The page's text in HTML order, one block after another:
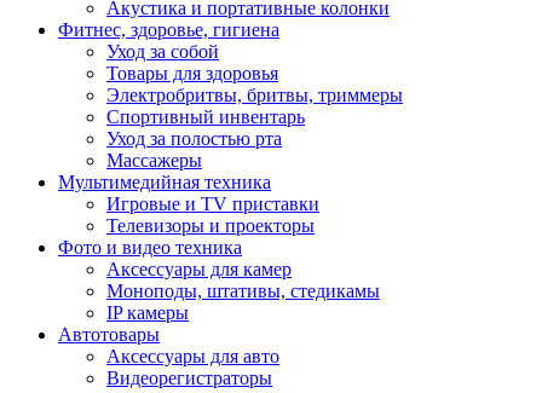
Акустика и портативные колонки
Фитнес, здоровье, гигиена
Уход за собой
Товары для здоровья
Электробритвы, бритвы, триммеры
Спортивный инвентарь
Уход за полостью рта
Массажеры
Мультимедийная техника
Игровые и TV приставки
Телевизоры и проекторы
Фото и видео техника
Аксессуары для камер
Моноподы, штативы, стедикамы
IP камеры
Автотовары
Аксессуары для авто
Видеорегистраторы